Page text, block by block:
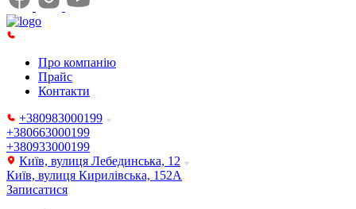
Про компанію
Прайс
Контакти
+380983000199
+380663000199
+380933000199
Київ, вулиця Лебединська, 12
Київ, вулиця Кирилівська, 152А
Записатися